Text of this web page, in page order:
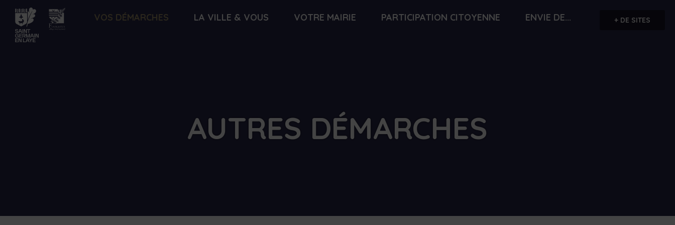
Lien
de
retour
à
la
+ DE SITES
VOS DÉMARCHES LA VILLE & VOUS VOTRE MAIRIE PARTICIPATION CITOYENNE ENVIE DE...
AUTRES DÉMARCHES